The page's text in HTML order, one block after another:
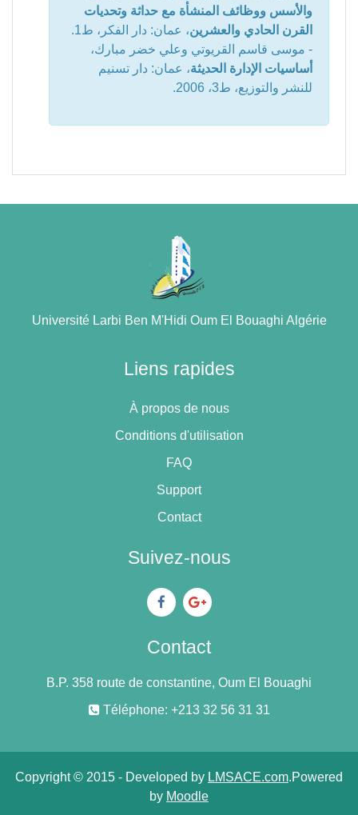
والأسس ووظائف المنشأة مع حداثة وتحديات
القرن الحادي والعشرين، عمان: دار الفكر، ط1.
- موسى قاسم القريوتي وعلي خضر مبارك،
أساسيات الإدارة الحديثة، عمان: دار تسنيم
للنشر والتوزيع، ط3، 2006.
Université Larbi Ben M'Hidi Oum El Bouaghi Algérie
Liens rapides
À propos de nous
Conditions d'utilisation
FAQ
Support
Contact
Suivez-nous
Contact
B.P. 358 route de constantine, Oum El Bouaghi
Téléphone: +213 32 56 31 31
Copyright © 2015 - Developed by LMSACE.com.Powered
by Moodle